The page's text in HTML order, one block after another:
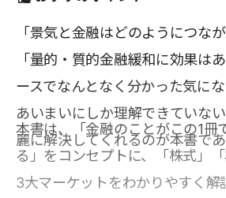
「景気と金融はどのようにつな
「量的・質的金融緩和に効果は
ースでなんとなく分かった気に
あいまいにしか理解できていな
麗に解決してくれるのが本書で
本書は、「金融のことがこの1冊
る」をコンセプトに、「株式」
3大マーケットをわかりやすく解